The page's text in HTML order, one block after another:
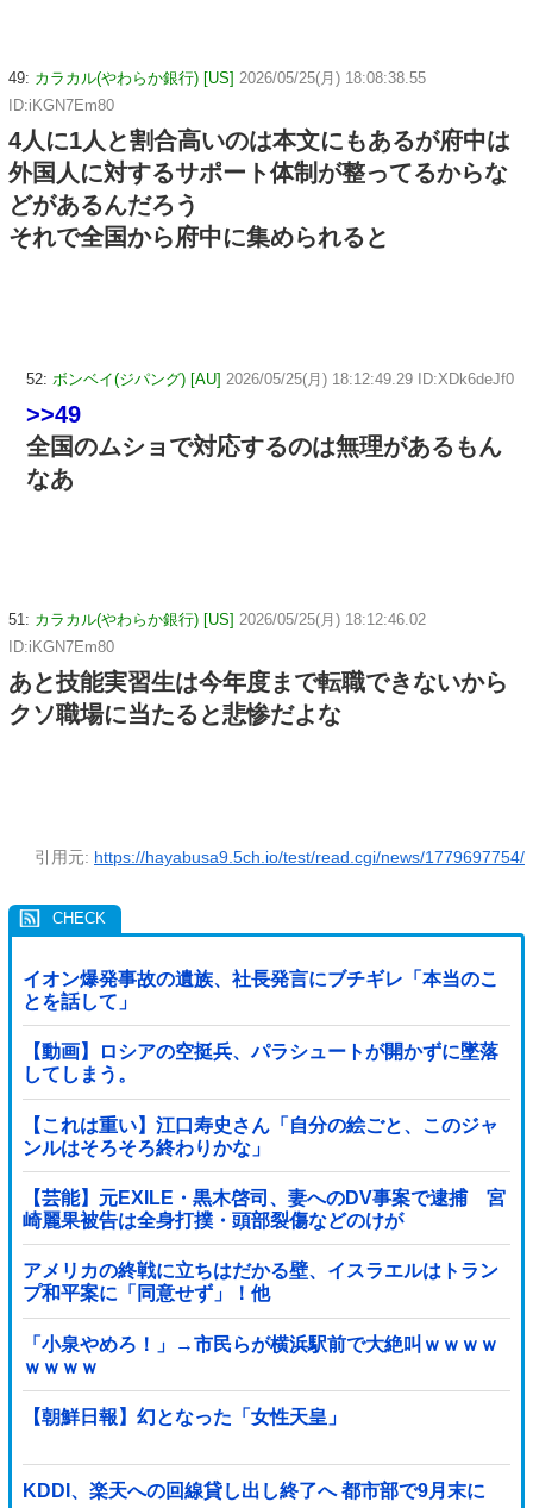
49: カラカル(やわらか銀行) [US] 2026/05/25(月) 18:08:38.55
ID:iKGN7Em80
4人に1人と割合高いのは本文にもあるが府中は
外国人に対するサポート体制が整ってるからな
どがあるんだろう
それで全国から府中に集められると
52: ボンベイ(ジパング) [AU] 2026/05/25(月) 18:12:49.29 ID:XDk6deJf0
>>49
全国のムショで対応するのは無理があるもん
なあ
51: カラカル(やわらか銀行) [US] 2026/05/25(月) 18:12:46.02
ID:iKGN7Em80
あと技能実習生は今年度まで転職できないから
クソ職場に当たると悲惨だよな
引用元: https://hayabusa9.5ch.io/test/read.cgi/news/1779697754/
イオン爆発事故の遺族、社長発言にブチギレ「本当のこ
とを話して」
【動画】ロシアの空挺兵、パラシュートが開かずに墜落
してしまう。
【これは重い】江口寿史さん「自分の絵ごと、このジャ
ンルはそろそろ終わりかな」
【芸能】元EXILE・黒木啓司、妻へのDV事案で逮捕 宮
崎麗果被告は全身打撲・頭部裂傷などのけが
アメリカの終戦に立ちはだかる壁、イスラエルはトラン
プ和平案に「同意せず」！他
「小泉やめろ！」→市民らが横浜駅前で大絶叫ｗｗｗｗ
ｗｗｗｗ
【朝鮮日報】幻となった「女性天皇」
KDDI、楽天への回線貸し出し終了へ 都市部で9月末に